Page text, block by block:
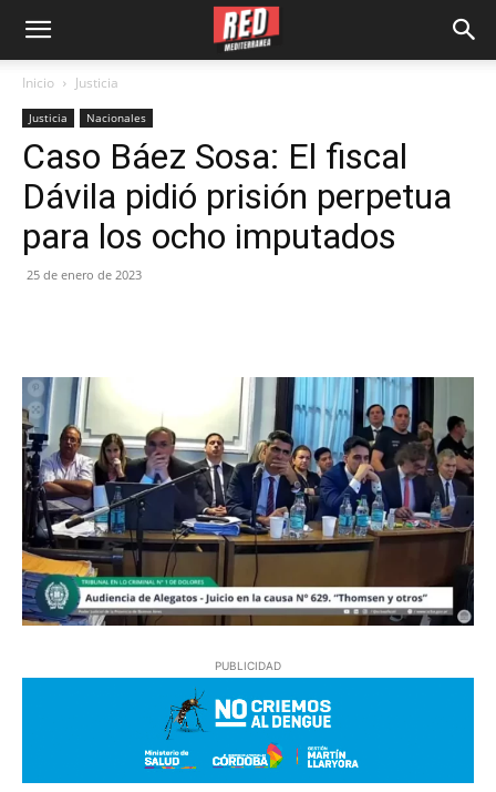
Inicio Justicia
Justicia Nacionales
Caso Báez Sosa: El fiscal
Dávila pidió prisión perpetua
para los ocho imputados
25 de enero de 2023
PUBLICIDAD